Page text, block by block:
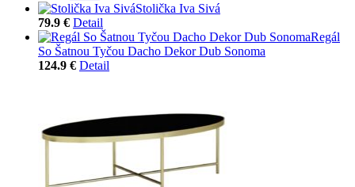
Stolička Iva Sivá
79.9 € Detail
Regál
So Šatnou Tyčou Dacho Dekor Dub Sonoma
124.9 € Detail